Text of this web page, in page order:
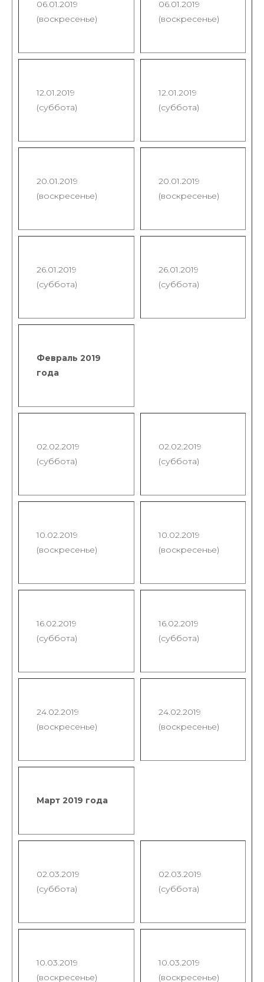
06.01.2019
(воскресенье)
06.01.2019
(воскресенье)
12.01.2019
(суббота)
12.01.2019
(суббота)
20.01.2019
(воскресенье)
20.01.2019
(воскресенье)
26.01.2019
(суббота)
26.01.2019
(суббота)
Февраль 2019
года
02.02.2019
(суббота)
02.02.2019
(суббота)
10.02.2019
(воскресенье)
10.02.2019
(воскресенье)
16.02.2019
(суббота)
16.02.2019
(суббота)
24.02.2019
(воскресенье)
24.02.2019
(воскресенье)
Март 2019 года
02.03.2019
(суббота)
02.03.2019
(суббота)
10.03.2019
(воскресенье)
10.03.2019
(воскресенье)